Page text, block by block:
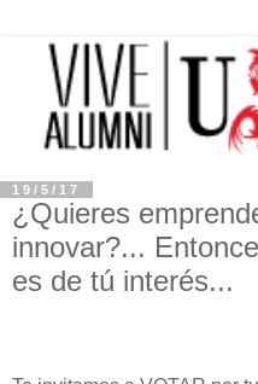
19/5/17
¿Quieres
innovar?...
es de tú interés...